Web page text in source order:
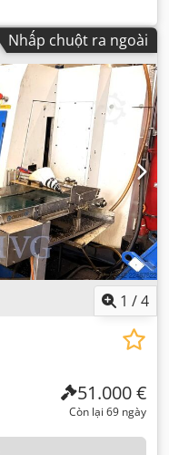
Nhấp chuột ra ngoài
1 /4
51.000 €
Còn lại 69 ngày